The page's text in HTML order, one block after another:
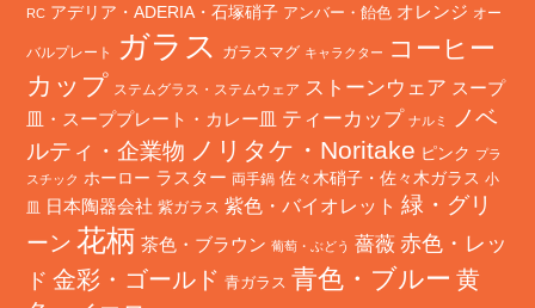
RC アデリア・ADERIA・石塚硝子 アンバー・飴色 オレンジ オー
バルプレート ガラス ガラスマグ キャラクター
コーヒー
カップ ステムグラス・ステムウェア ストーンウェア スープ
皿・スーププレート・カレー皿 ティーカップ ナルミ
ノベ
ルティ・企業物 ノリタケ・Noritake ピンク プラ
スチック ホーロー ラスター 両手鍋 佐々木硝子・佐々木ガラス 小
皿
日本陶器会社 紫ガラス 紫色・バイオレット 緑・グリ
ーン 花柄 茶色・ブラウン 葡萄・ぶどう 薔薇 赤色・レッ
ド 金彩・ゴールド 青ガラス 青色・ブルー 黄